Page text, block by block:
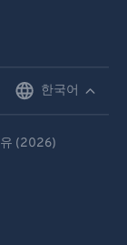
한국어
(2026)